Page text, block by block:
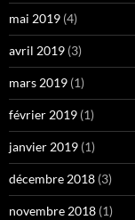
mai 2019 (4)
avril 2019 (3)
mars 2019 (1)
février 2019 (1)
janvier 2019 (1)
décembre 2018 (3)
novembre 2018 (1)